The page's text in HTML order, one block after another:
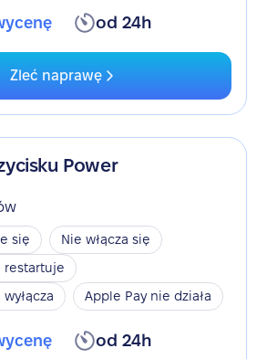
od 24h
Zleć naprawę
Power
się
Nie włącza się
restartuje
Apple Pay nie działa
od 24h